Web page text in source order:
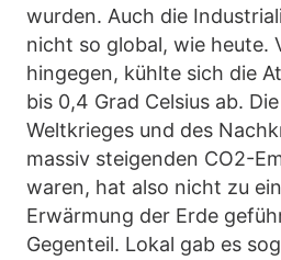
wurden. Auch die
nicht so global, wie heute.
hingegen, kühlte sich die
bis 0,4 Grad Celsius ab.
Weltkrieges und des
massiv steigenden CO2-
waren, hat also nicht zu
Erwärmung der Erde
Gegenteil. Lokal gab es